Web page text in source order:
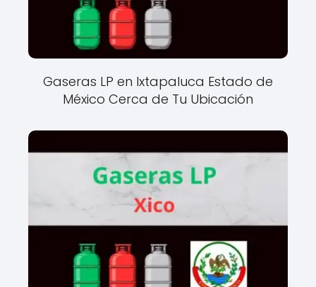
Gaseras LP en Ixtapaluca Estado de
México Cerca de Tu Ubicación